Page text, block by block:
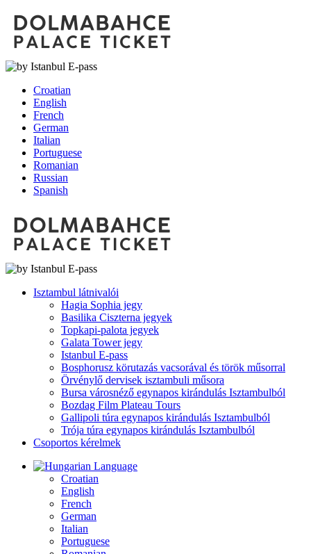
Croatian
English
French
German
Italian
Portuguese
Romanian
Russian
Spanish
Isztambul látnivalói
Hagia Sophia jegy
Basilika Ciszterna jegyek
Topkapi-palota jegyek
Galata Tower jegy
Istanbul E-pass
Bosphorusz körutazás vacsorával és török műsorral
Örvénylő dervisek isztambuli műsora
Bursa városnéző egynapos kirándulás Isztambulból
Bozdag Film Plateau Tours
Gallipoli túra egynapos kirándulás Isztambulból
Trója túra egynapos kirándulás Isztambulból
Csoportos kérelmek
Language
Croatian
English
French
German
Italian
Portuguese